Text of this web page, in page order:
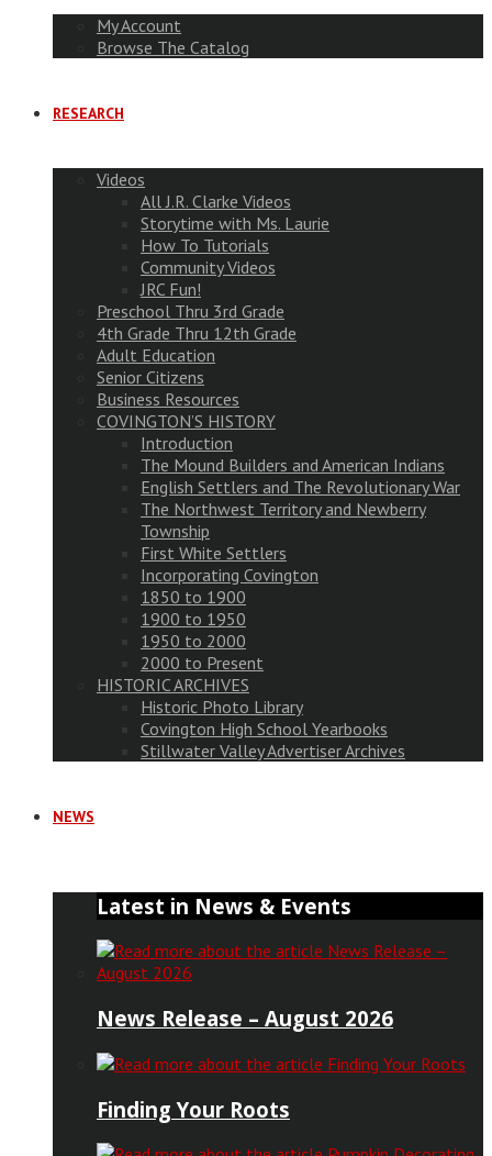
My Account
Browse The Catalog
RESEARCH
Videos
All J.R. Clarke Videos
Storytime with Ms. Laurie
How To Tutorials
Community Videos
JRC Fun!
Preschool Thru 3rd Grade
4th Grade Thru 12th Grade
Adult Education
Senior Citizens
Business Resources
COVINGTON’S HISTORY
Introduction
The Mound Builders and American Indians
English Settlers and The Revolutionary War
The Northwest Territory and Newberry
Township
First White Settlers
Incorporating Covington
1850 to 1900
1900 to 1950
1950 to 2000
2000 to Present
HISTORIC ARCHIVES
Historic Photo Library
Covington High School Yearbooks
Stillwater Valley Advertiser Archives
NEWS
Latest in News & Events
News Release – August 2026
Finding Your Roots